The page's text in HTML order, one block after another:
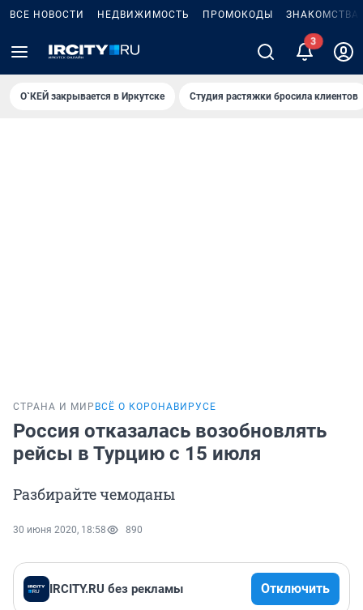
ВСЕ НОВОСТИ НЕДВИЖИМОСТЬ ПРОМОКОДЫ ЗНАКОМСТВА
3
О`КЕЙ закрывается в Иркутске Студия растяжки бросила клиентов
СТРАНА И МИР ВСЁ О КОРОНАВИРУСЕ
Россия отказалась возобновлять
рейсы в Турцию с 15 июля
Разбирайте чемоданы
30 июня 2020, 18:58 890
IRCITY.RU без рекламы Отключить